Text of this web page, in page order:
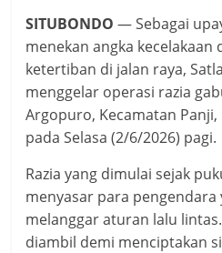
SITUBONDO — Sebagai
menekan angka kecelakaan
ketertiban di jalan raya,
menggelar operasi razia
Argopuro, Kecamatan
pada Selasa (2/6/2026) pagi.
Razia yang dimulai sejak
menyasar para pengendara
melanggar aturan lalu
diambil demi menciptakan